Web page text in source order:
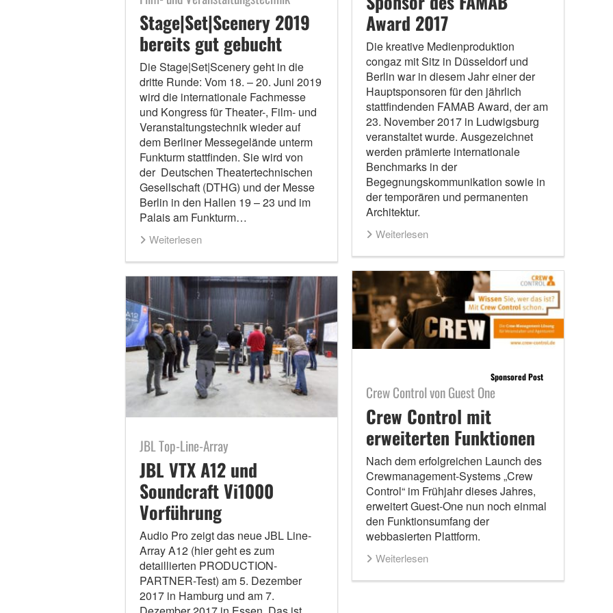
Stage|Set|Scenery 2019
bereits gut gebucht
Die Stage|Set|Scenery geht in die
dritte Runde: Vom 18. – 20. Juni 2019
wird die internationale Fachmesse
und Kongress für Theater-, Film- und
Veranstaltungstechnik wieder auf
dem Berliner Messegelände unterm
Funkturm stattfinden. Sie wird von
der Deutschen Theatertechnischen
Gesellschaft (DTHG) und der Messe
Berlin in den Hallen 19 – 23 und im
Palais am Funkturm…
Weiterlesen
Award 2017
Die kreative Medienproduktion
congaz mit Sitz in Düsseldorf und
Berlin war in diesem Jahr einer der
Hauptsponsoren für den jährlich
stattfindenden FAMAB Award, der am
23. November 2017 in Ludwigsburg
veranstaltet wurde. Ausgezeichnet
werden prämierte internationale
Benchmarks in der
Begegnungskommunikation sowie in
der temporären und permanenten
Architektur.
Weiterlesen
JBL Top-Line-Array
JBL VTX A12 und
Soundcraft Vi1000
Vorführung
Audio Pro zeigt das neue JBL Line-
Array A12 (hier geht es zum
detaillierten PRODUCTION-
PARTNER-Test) am 5. Dezember
2017 in Hamburg und am 7.
Sponsored Post
Crew Control von Guest One
Crew Control mit
erweiterten Funktionen
Nach dem erfolgreichen Launch des
Crewmanagement-Systems „Crew
Control“ im Frühjahr dieses Jahres,
erweitert Guest-One nun noch einmal
den Funktionsumfang der
webbasierten Plattform.
Weiterlesen